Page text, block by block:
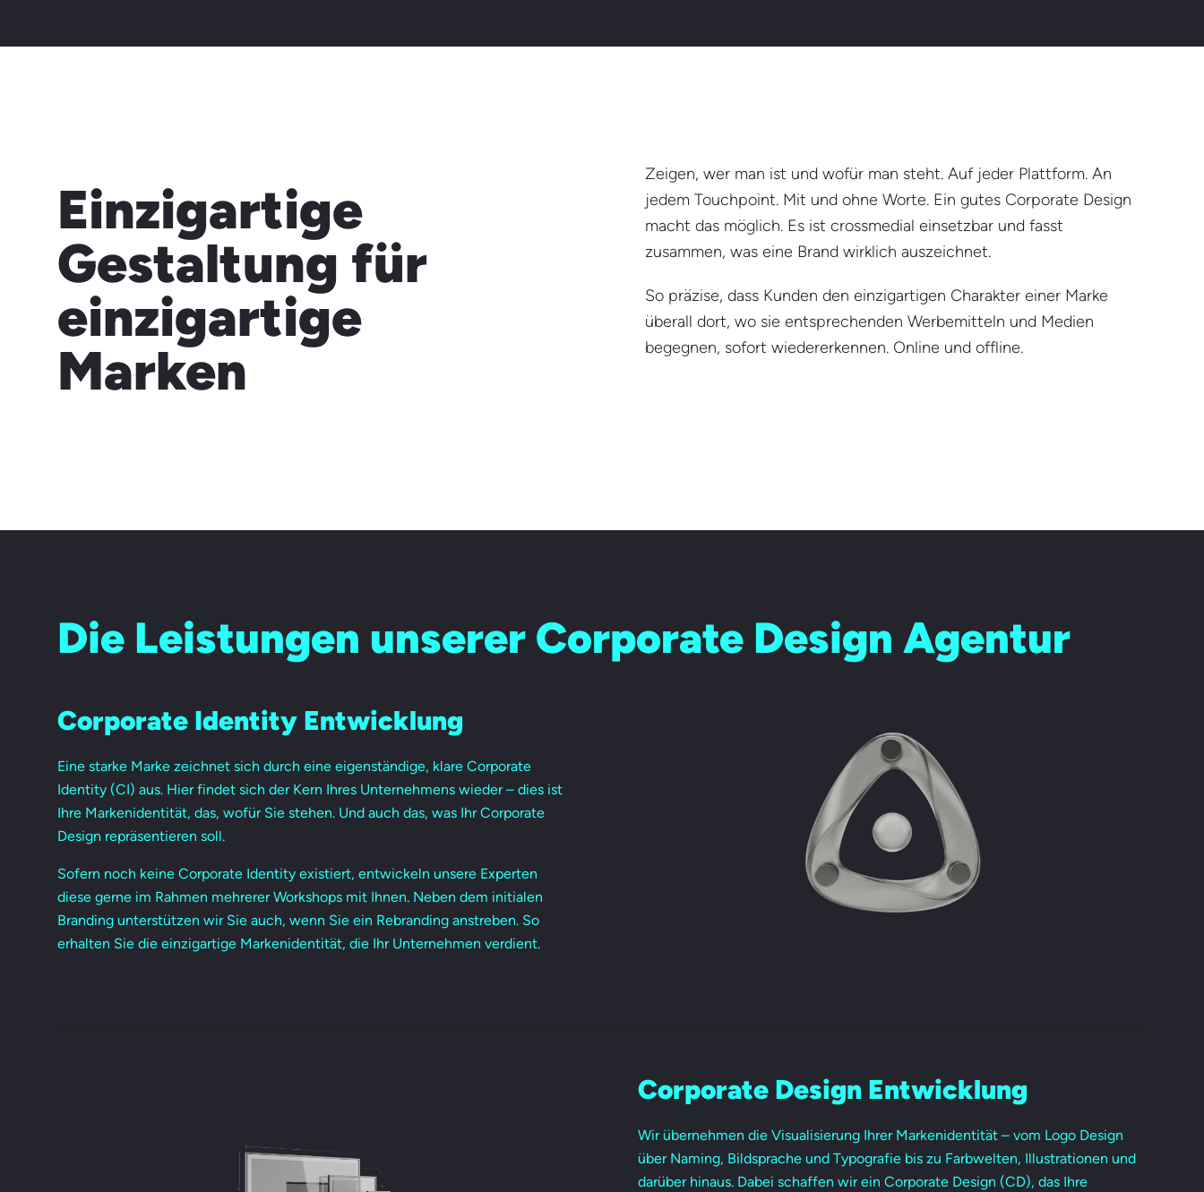
Einzigartige
Gestaltung für
einzigartige
Marken
Zeigen, wer man ist und wofür man steht. Auf jeder Plattform. An
jedem Touchpoint. Mit und ohne Worte. Ein gutes Corporate Design
macht das möglich. Es ist crossmedial einsetzbar und fasst
zusammen, was eine Brand wirklich auszeichnet.
So präzise, dass Kunden den einzigartigen Charakter einer Marke
überall dort, wo sie entsprechenden Werbemitteln und Medien
begegnen, sofort wiedererkennen. Online und offline.
Die Leistungen unserer Corporate Design Agentur
Corporate Identity Entwicklung
Eine starke Marke zeichnet sich durch eine eigenständige, klare Corporate
Identity (CI) aus. Hier findet sich der Kern Ihres Unternehmens wieder – dies ist
Ihre Markenidentität, das, wofür Sie stehen. Und auch das, was Ihr Corporate
Design repräsentieren soll.
Sofern noch keine Corporate Identity existiert, entwickeln unsere Experten
diese gerne im Rahmen mehrerer Workshops mit Ihnen. Neben dem initialen
Branding unterstützen wir Sie auch, wenn Sie ein Rebranding anstreben. So
erhalten Sie die einzigartige Markenidentität, die Ihr Unternehmen verdient.
Corporate Design Entwicklung
Wir übernehmen die Visualisierung Ihrer Markenidentität – vom Logo Design
über Naming, Bildsprache und Typografie bis zu Farbwelten, Illustrationen und
darüber hinaus. Dabei schaffen wir ein Corporate Design (CD), das Ihre